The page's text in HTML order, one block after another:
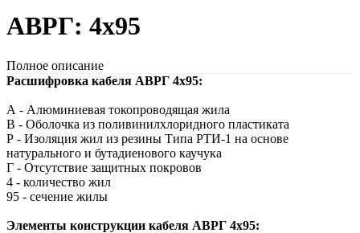
АВРГ: 4х95
Полное описание
Расшифровка кабеля АВРГ 4х95:
А - Алюминиевая токопроводящая жила
В - Оболочка из поливинилхлоридного пластиката
Р - Изоляция жил из резины Типа РТИ-1 на основе
натурального и бутадиенового каучука
Г - Отсутствие защитных покровов
4 - количество жил
95 - сечение жилы
Элементы конструкции кабеля АВРГ 4х95: